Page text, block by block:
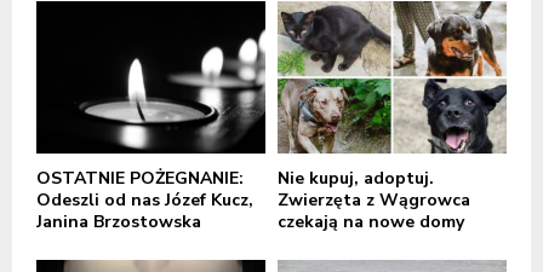
OSTATNIE POŻEGNANIE:
Odeszli od nas Józef Kucz,
Janina Brzostowska
Nie kupuj, adoptuj.
Zwierzęta z Wągrowca
czekają na nowe domy